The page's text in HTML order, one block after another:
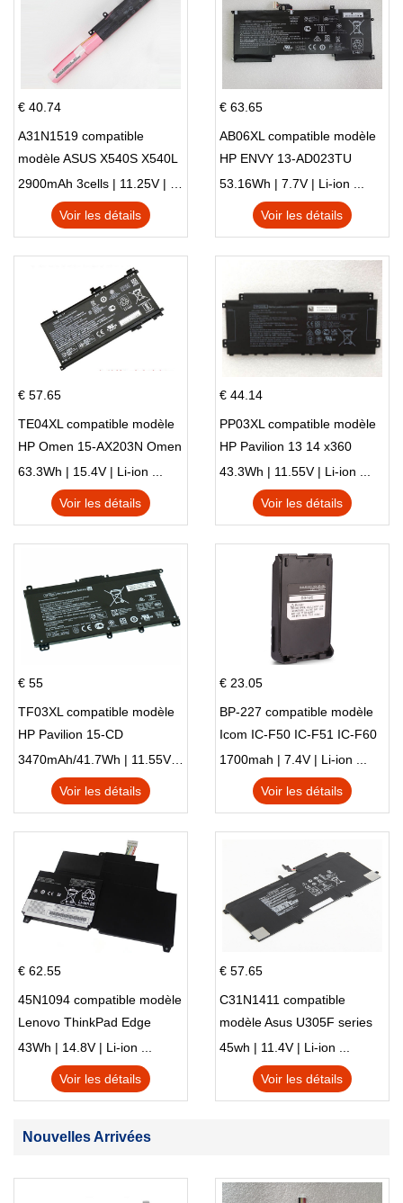
€ 40.74
A31N1519 compatible
modèle ASUS X540S X540L
X540LA-SI302 X540SA
X540S
2900mAh 3cells | 11.25V | Li-ion ...
Voir les détails
€ 63.65
AB06XL compatible modèle
HP ENVY 13-AD023TU
HSTNN-DB8C 921438-855
TPN-I128
53.16Wh | 7.7V | Li-ion ...
Voir les détails
€ 57.65
TE04XL compatible modèle
HP Omen 15-AX203N Omen
15 Series Pavilion 15 Series
63.3Wh | 15.4V | Li-ion ...
Voir les détails
€ 44.14
PP03XL compatible modèle
HP Pavilion 13 14 x360
L83388-AC1 L83388-421
HSTNN-LB8S M01118-421
M01144-005 13-BB 14-DV
43.3Wh | 11.55V | Li-ion ...
Voir les détails
€ 55
TF03XL compatible modèle
HP Pavilion 15-CD
3470mAh/41.7Wh | 11.55V | Li-ion ...
Voir les détails
€ 23.05
BP-227 compatible modèle
Icom IC-F50 IC-F51 IC-F60
IC-F61 IC-M87
1700mah | 7.4V | Li-ion ...
Voir les détails
€ 62.55
45N1094 compatible modèle
Lenovo ThinkPad Edge
S230u Twist
43Wh | 14.8V | Li-ion ...
Voir les détails
€ 57.65
C31N1411 compatible
modèle Asus U305F series
45wh | 11.4V | Li-ion ...
Voir les détails
Nouvelles Arrivées